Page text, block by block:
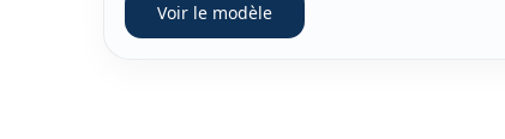
Voir le modèle